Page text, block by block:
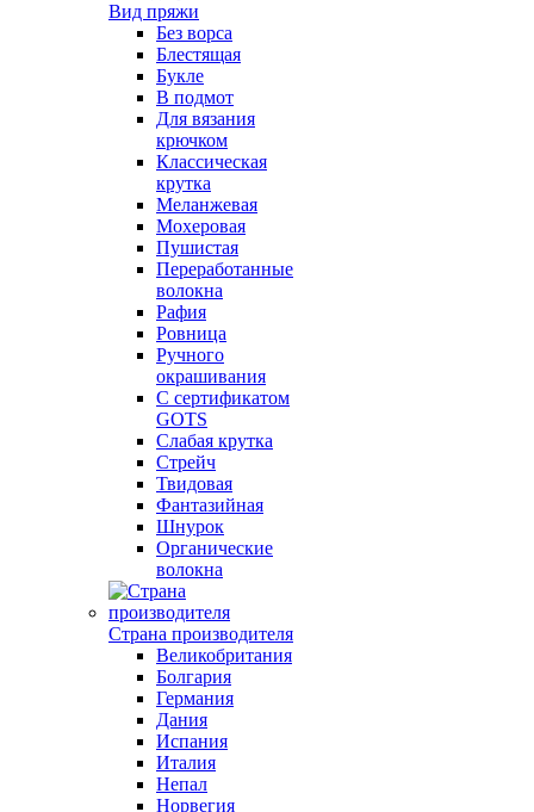
Вид пряжи
Без ворса
Блестящая
Букле
В подмот
Для вязания
крючком
Классическая
крутка
Меланжевая
Мохеровая
Пушистая
Переработанные
волокна
Рафия
Ровница
Ручного
окрашивания
С сертификатом
GOTS
Слабая крутка
Стрейч
Твидовая
Фантазийная
Шнурок
Органические
волокна
Страна производителя
Великобритания
Болгария
Германия
Дания
Испания
Италия
Непал
Норвегия